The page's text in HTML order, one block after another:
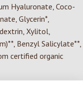
Hyaluronate, Coco-
Glycerin*,
Xylitol,
Benzyl Salicylate**,
certified organic